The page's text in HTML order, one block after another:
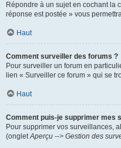
Répondre à un sujet en cochant la
réponse est postée » vous
Haut
Comment surveiller des forums ?
Pour surveiller un forum en
lien « Surveiller ce forum » qui se
Haut
Comment puis-je supprimer mes
Pour supprimer vos surveillances,
(ongletAperçu --> Gestion des